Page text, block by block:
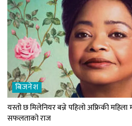
बिजनेश
यस्तो छ मिलेनियर बन्ने पहिलो अफ्रिकी
सफलताको राज